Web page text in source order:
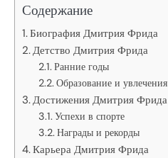
Содержание
Биография Дмитрия Фрида
Детство Дмитрия Фрида
Ранние годы
Образование и увлечения
Достижения Дмитрия Фрида
Успехи в спорте
Награды и рекорды
Карьера Дмитрия Фрида